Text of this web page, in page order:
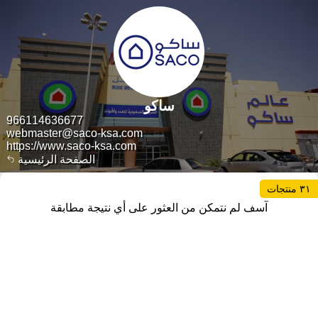
الصفحة الرئيسية
966114636677
webmaster@saco-ksa.com
https://www.saco-ksa.com
ساكو
٣١ منتجات
آسف لم نتمكن من العثور على أي نتيجة مطابقة